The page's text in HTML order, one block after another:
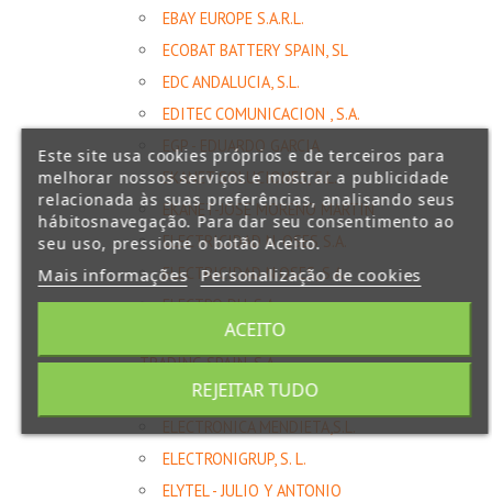
EBAY EUROPE S.A.R.L.
ECOBAT BATTERY SPAIN, SL
EDC ANDALUCIA, S.L.
EDITEC COMUNICACION , S.A.
EGP - EDUARDO GARCIA
EKANET SOLUCIONES, S.L.
EKANET-JOSE MORENO MARTIN
ELECTRICIDAD N, OSES S.A.
ELECTRICIDAD N.OSES, S.A.
ELECTRO DH, S.A.
ELECTRONIC EQUIPEMENT
TRADING SPAIN, S.A.
ELECTRONICA EMBAJADORES,S.L.
ELECTRONIGRUP, S. L.
ELYTEL - JULIO Y ANTONIO
Este site usa cookies próprios e de terceiros para
melhorar nossos serviços e mostrar a publicidade
relacionada às suas preferências, analisando seus
hábitosnavegação. Para dar seu consentimento ao
seu uso, pressione o botão Aceito.
Mais informações Personalização de cookies
REJEITAR TUDO
ACEITO